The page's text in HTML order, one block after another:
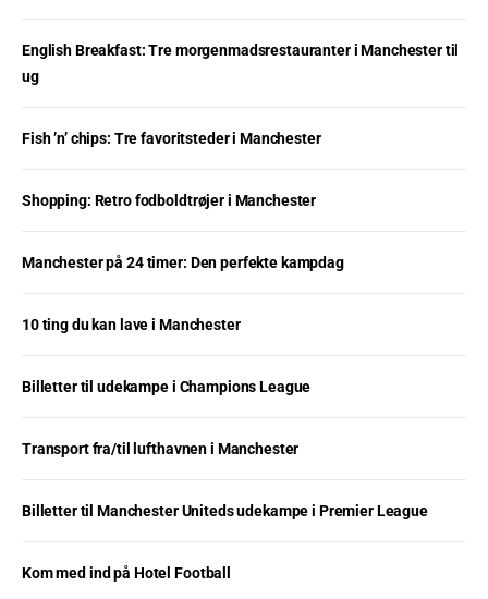
English Breakfast: Tre morgenmadsrestauranter i Manchester til
ug
Fish ’n’ chips: Tre favoritsteder i Manchester
Shopping: Retro fodboldtrøjer i Manchester
Manchester på 24 timer: Den perfekte kampdag
10 ting du kan lave i Manchester
Billetter til udekampe i Champions League
Transport fra/til lufthavnen i Manchester
Billetter til Manchester Uniteds udekampe i Premier League
Kom med ind på Hotel Football